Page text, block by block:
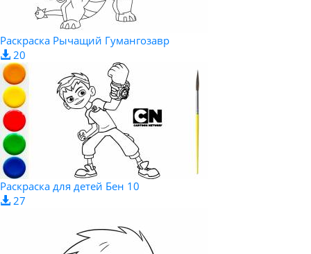
Раскраска Рычащий Гумангозавр
20
Раскраска для детей Бен 10
27